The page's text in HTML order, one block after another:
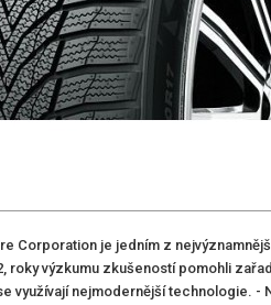
Corporation je jedním z
roky výzkumu zkušeností pomohli
využívají nejmodernější technologie. -